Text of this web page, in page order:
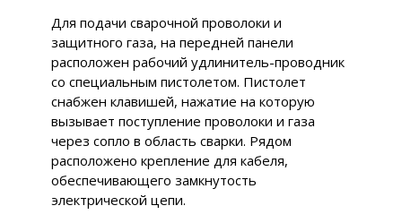
Для подачи сварочной проволоки и
защитного газа, на передней панели
расположен рабочий удлинитель-проводник
со специальным пистолетом. Пистолет
снабжен клавишей, нажатие на которую
вызывает поступление проволоки и газа
через сопло в область сварки. Рядом
расположено крепление для кабеля,
обеспечивающего замкнутость
электрической цепи.